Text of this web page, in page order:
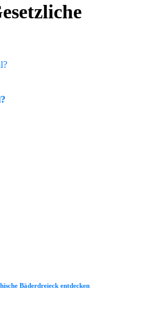
Bäderdreieck entdecken